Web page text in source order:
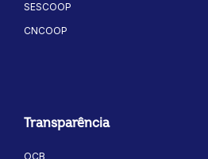
SESCOOP
CNCOOP
Transparência
OCB